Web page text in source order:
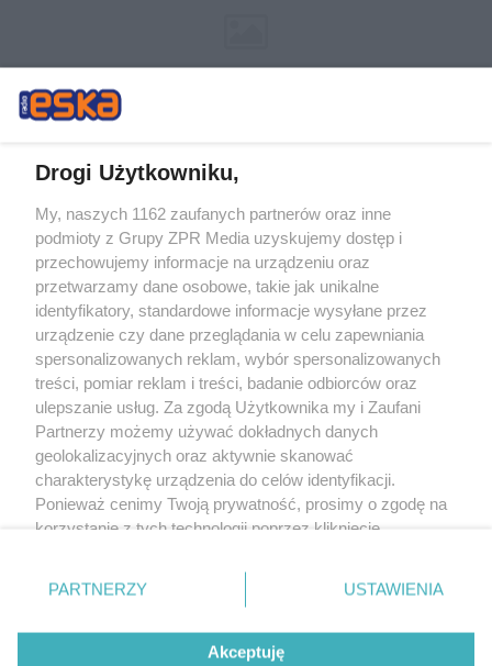
Żaden utwór zamieszczony w serwisie nie może być powielany i
rozpowszechniany lub dalej rozpowszechniany w jakikolwiek sposób (w
tym także elektroniczny lub mechaniczny) na jakimkolwiek polu
eksploatacji w jakiejkolwiek formie, włącznie z umieszczaniem w Internecie
bez pisemnej zgody właściciela praw. Jakiekolwiek użycie lub
wykorzystanie utworów w całości lub w części z naruszeniem prawa, tzn.
bez właściwej zgody, jest zabronione pod groźbą kary i może być ścigane
prawnie.
O nas
Drogi Użytkowniku,
My, naszych 1162 zaufanych partnerów oraz inne
podmioty z Grupy ZPR Media uzyskujemy dostęp i
przechowujemy informacje na urządzeniu oraz
przetwarzamy dane osobowe, takie jak unikalne
identyfikatory, standardowe informacje wysyłane przez
urządzenie czy dane przeglądania w celu zapewniania
spersonalizowanych reklam, wybór spersonalizowanych
treści, pomiar reklam i treści, badanie odbiorców oraz
ulepszanie usług. Za zgodą Użytkownika my i Zaufani
Partnerzy możemy używać dokładnych danych
geolokalizacyjnych oraz aktywnie skanować
charakterystykę urządzenia do celów identyfikacji.
Ponieważ cenimy Twoją prywatność, prosimy o zgodę na
korzystanie z tych technologii poprzez kliknięcie
zmienić/wycofać klikając przycisk ustawień prywatności
znajdujący się w lewym dolnym rogu strony
rodzaje przetwarzania danych nie wymagają zgody
użytkownika, ale masz prawo sprzeciwić się takiemu
PARTNERZY USTAWIENIA
Akceptuję